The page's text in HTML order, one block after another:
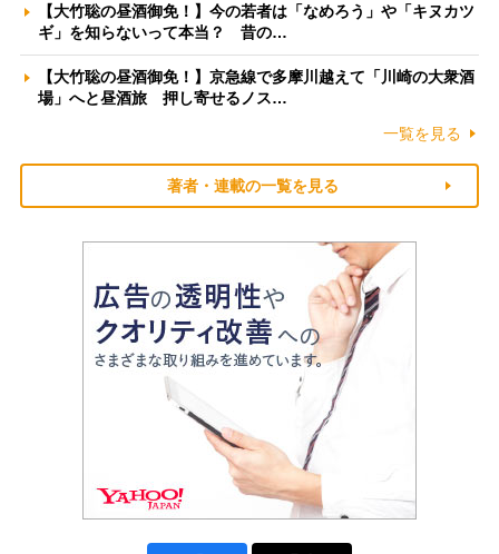
【大竹聡の昼酒御免！】今の若者は「なめろう」や「キヌカツ
ギ」を知らないって本当？ 昔の…
【大竹聡の昼酒御免！】京急線で多摩川越えて「川崎の大衆酒
場」へと昼酒旅 押し寄せるノス…
一覧を見る
著者・連載の一覧を見る